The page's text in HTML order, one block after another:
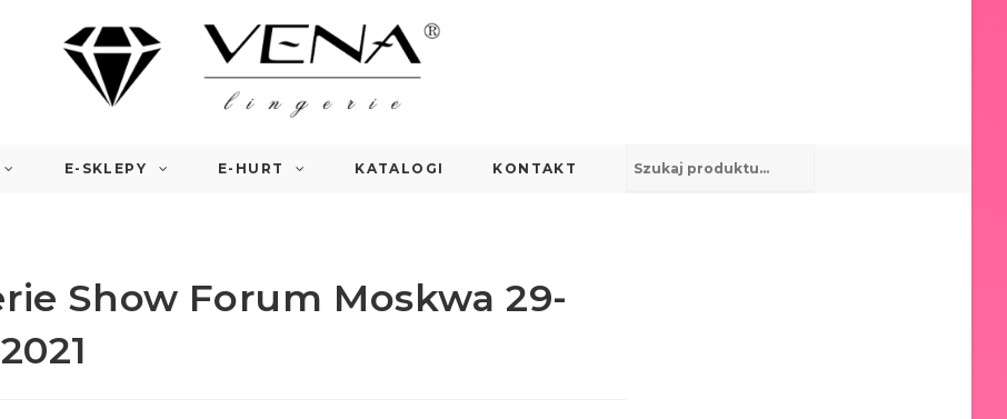
E-SKLEPY E-HURT KATALOGI KONTAKT
Show Forum Moskwa 29-